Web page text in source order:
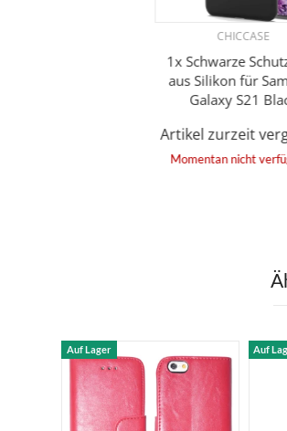
CHICCASE
1x Schwarze
aus Silikon für
Galaxy S21
Artikel zurzeit
Momentan nicht
Auf Lager Auf